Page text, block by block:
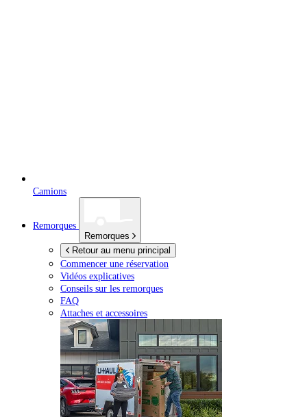
Camions
Remorques
Remorques
Retour au menu principal
Commencer une réservation
Vidéos explicatives
Conseils sur les remorques
FAQ
Attaches et accessoires